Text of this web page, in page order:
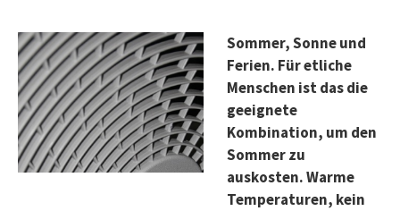
Sommer, Sonne und
Ferien. Für etliche
Menschen ist das die
geeignete
Kombination, um den
Sommer zu
auskosten. Warme
Temperaturen, kein